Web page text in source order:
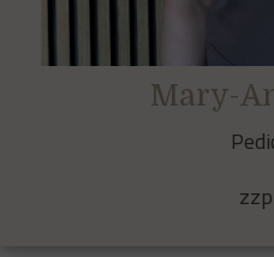
Mary-